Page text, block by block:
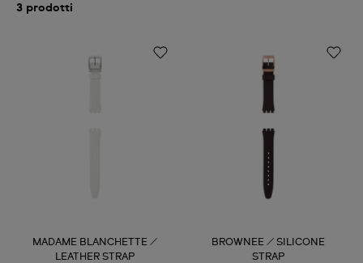
3 prodotti
MADAME BLANCHETTE /
LEATHER STRAP
BROWNEE / SILICONE
STRAP